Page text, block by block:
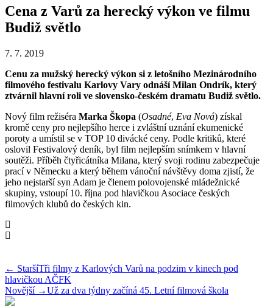
Cena z Varů za herecký výkon ve filmu
Budiž světlo
7. 7. 2019
Cenu za mužský herecký výkon si z letošního Mezinárodního
filmového festivalu Karlovy Vary odnáší Milan Ondrík, který
ztvárnil hlavní roli ve slovensko-českém dramatu Budiž světlo.
Nový film režiséra Marka Škopa (Osadné, Eva Nová) získal
kromě ceny pro nejlepšího herce i zvláštní uznání ekumenické
poroty a umístil se v TOP 10 divácké ceny. Podle kritiků, které
oslovil Festivalový deník, byl film nejlepším snímkem v hlavní
soutěži. Příběh čtyřicátníka Milana, který svoji rodinu zabezpečuje
prací v Německu a který během vánoční návštěvy doma zjistí, že
jeho nejstarší syn Adam je členem polovojenské mládežnické
skupiny, vstoupí 10. října pod hlavičkou Asociace českých
filmových klubů do českých kin.
← StaršíTři filmy z Karlových Varů na podzim v kinech pod
hlavičkou AČFK
Novější →Už za dva týdny začíná 45. Letní filmová škola